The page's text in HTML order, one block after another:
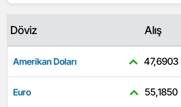
Döviz Alış
Amerikan Doları 47,6903
Euro 55,1850